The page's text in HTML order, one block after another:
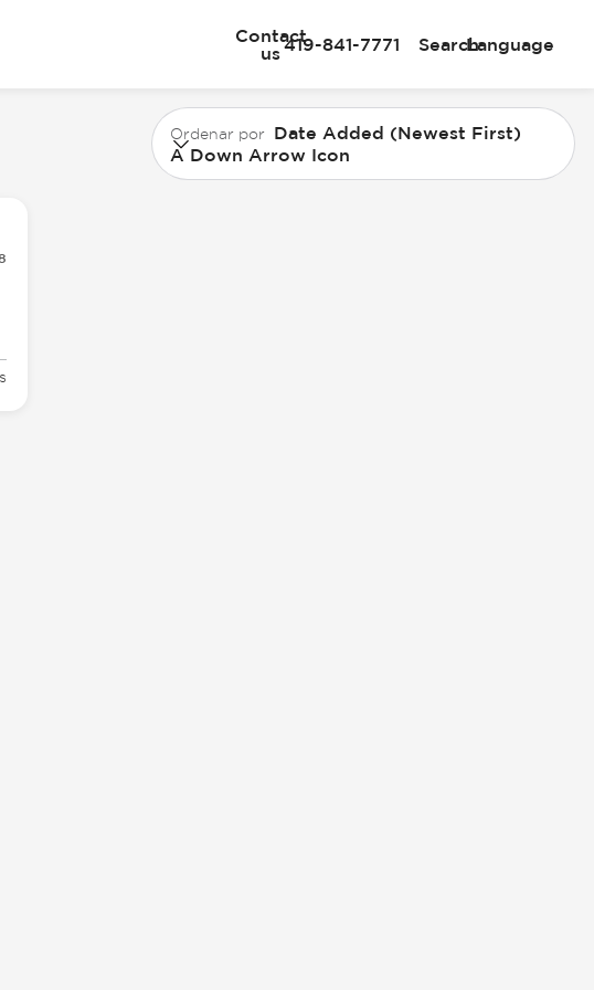
Contact
us419-841-7771 SearchLanguage
Ordenar por Date Added (Newest First)
A Down Arrow Icon